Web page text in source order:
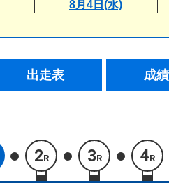
8月4日(水)
出走表 成
2R 3R 4R